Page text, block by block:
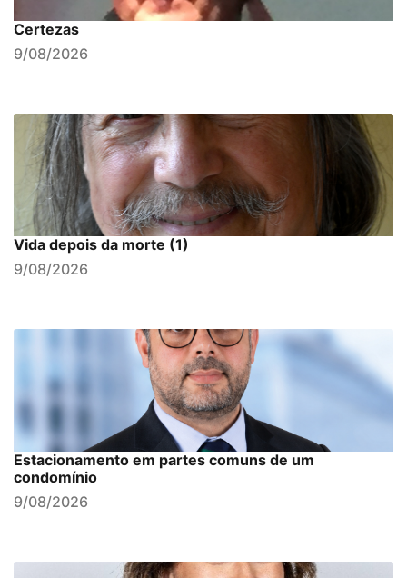
Certezas
9/08/2026
Vida depois da morte (1)
9/08/2026
Estacionamento em partes comuns de um
condomínio
9/08/2026